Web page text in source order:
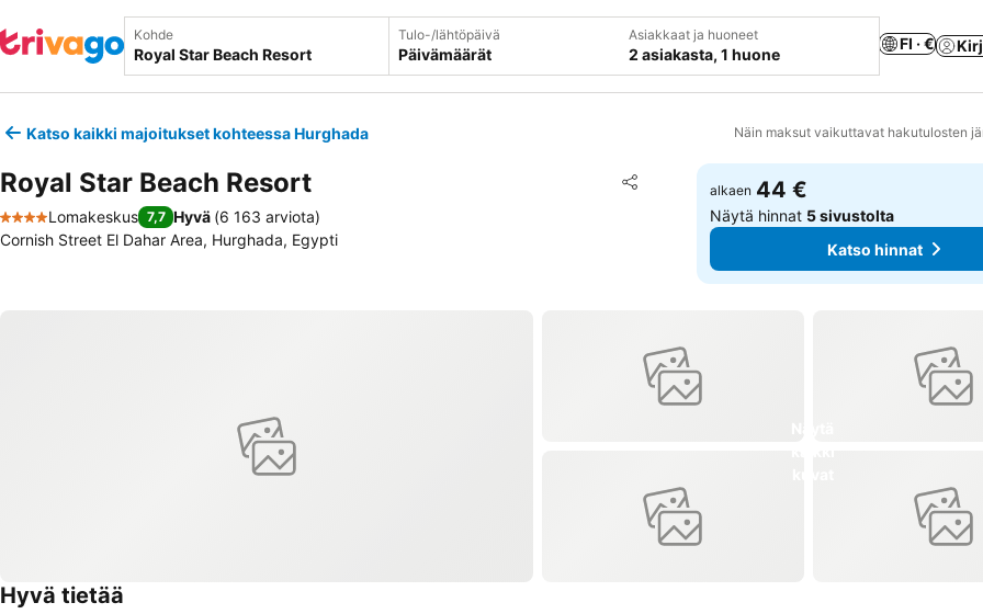
Kohde Tulo-/lähtöpäivä
Päivämäärät
Asiakkaat ja huoneet
2 asiakasta, 1 huone
FI · €
Katso kaikki majoitukset kohteessa Hurghada Näin maksut vaikuttavat hakutulosten
Royal Star Beach Resort Jaa
Lisää suosikkeihin
4 Tähtiluokitus
Lomakeskus 7,7 Hyvä (6 163 arviota)
Cornish Street El Dahar Area, Hurghada, Egypti
alkaen 44 €
Näytä hinnat 5 sivustolta
Katso hinnat
Hyvä tietää